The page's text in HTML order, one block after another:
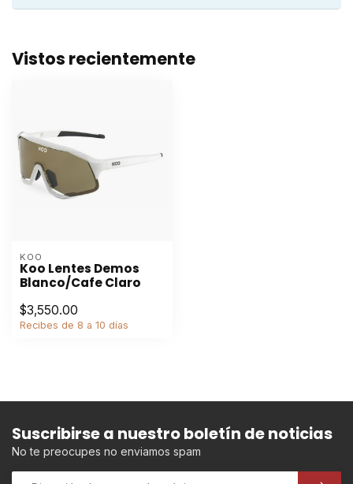
Vistos recientemente
KOO
Koo Lentes Demos
Blanco/Cafe Claro
$3,550.00
Recibes de 8 a 10 días
Suscribirse a nuestro boletín de noticias
No te preocupes no enviamos spam